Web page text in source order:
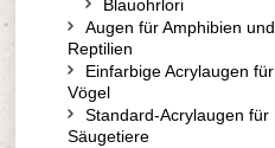
Blauohrlori
Augen für Amphibien und
Reptilien
Einfarbige Acrylaugen für
Vögel
Standard-Acrylaugen für
Säugetiere